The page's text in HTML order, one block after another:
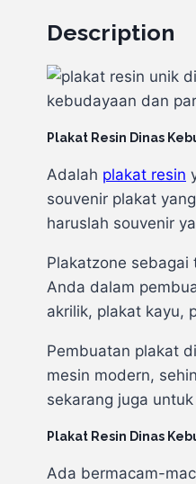
Description
Plakat Resin Dinas
Adalah plakat resin
souvenir plakat
haruslah souvenir
Plakatzone
Anda dalam
akrilik, plakat kayu,
Pembuatan plakat
mesin modern,
sekarang juga
Plakat Resin Dinas
Ada bermacam-